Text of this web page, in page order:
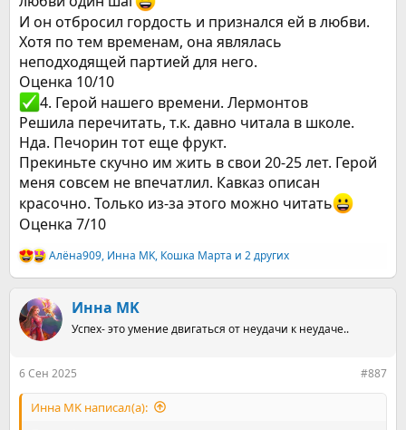
И он отбросил гордость и признался ей в любви.
Хотя по тем временам, она являлась
неподходящей партией для него.
Оценка 10/10
️4. Герой нашего времени. Лермонтов
Решила перечитать, т.к. давно читала в школе.
Нда. Печорин тот еще фрукт.
Прекиньте скучно им жить в свои 20-25 лет. Герой
меня совсем не впечатлил. Кавказ описан
красочно. Только из-за этого можно читать
Оценка 7/10
Р
е
к
ц
и
Алёна909, Инна MK, Кошка Марта и 2 других
Инна MK
Успех- это умение двигаться от неудачи к неудаче..
6 Сен 2025 #887
Инна MK написал(а):